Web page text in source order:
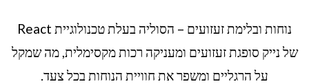
נוחות ובלימת זעזועים – הסוליה בעלת טכנולוגיית React
של נייק סופגת זעזועים ומעניקה רכות מקסימלית, מה שמקל
על הרגליים ומשפר את חוויית הנוחות בכל צעד.